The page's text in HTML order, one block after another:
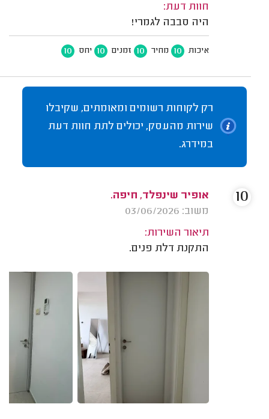
חוות דעת:
היה סבבה לגמרי!
איכות 10 מחיר 10 זמנים 10 יחס 10
רק לקוחות רשומים ומאומתים, שקיבלו
שירות מהעסק, יכולים לתת חוות דעת
במידרג.
אופיר שינפלד, חיפה.
משוב: 03/06/2026
תיאור השירות:
התקנת דלת פנים.
10